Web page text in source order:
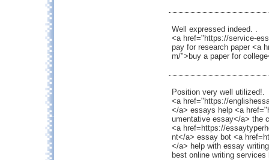
Well expressed indeed. .
<a href="https://service-
pay for research paper <a
m/">buy a paper for
Position very well utilized!.
<a href="https://
</a> essays help <a
umentative essay</a> the
<a href=https://
nt</a> essay bot <a
</a> help with essay writing
best online writing